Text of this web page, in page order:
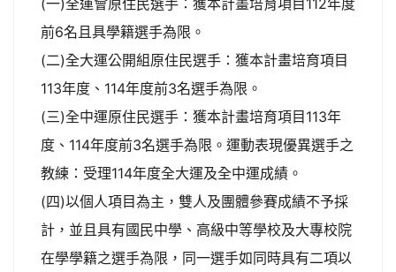
(一)全運會原住民選手：獲本計畫培育項目112年度
前6名且具學籍選手為限。
(二)全大運公開組原住民選手：獲本計畫培育項目
113年度、114年度前3名選手為限。
(三)全中運原住民選手：獲本計畫培育項目113年
度、114年度前3名選手為限。運動表現優異選手之
教練：受理114年度全大運及全中運成績。
(四)以個人項目為主，雙人及團體參賽成績不予採
計，並且具有國民中學、高級中等學校及大專校院
在學學籍之選手為限，同一選手如同時具有二項以